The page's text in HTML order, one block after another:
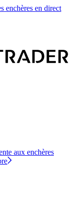
enchères en direct
aux enchères